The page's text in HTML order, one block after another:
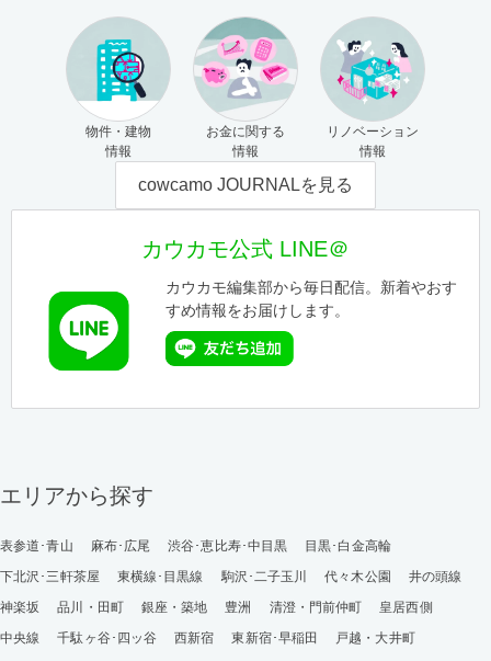
物件・建物
情報
お金に関する
情報
リノベーション
情報
cowcamo JOURNALを見る
カウカモ公式 LINE＠
カウカモ編集部から毎日配信。新着やおす
すめ情報をお届けします。
エリアから探す
表参道･青山 麻布･広尾 渋谷･恵比寿･中目黒
目黒･白金高輪
下北沢･三軒茶屋
東横線･目黒線 駒沢･二子玉川 代々木公園
井の頭線
神楽坂
品川・田町 銀座・築地 豊洲 清澄・門前仲町
皇居西側
中央線
千駄ヶ谷･四ッ谷 西新宿 東新宿･早稲田
戸越・大井町